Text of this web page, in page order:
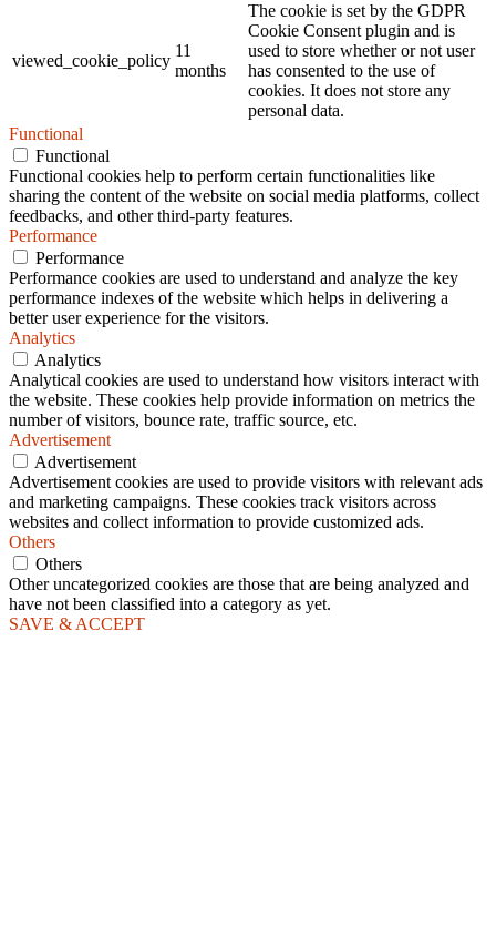
viewed_cookie_policy
11
months
The cookie is set by the GDPR
Cookie Consent plugin and is
used to store whether or not user
has consented to the use of
cookies. It does not store any
personal data.
Functional
Functional
Functional cookies help to perform certain functionalities like
sharing the content of the website on social media platforms, collect
feedbacks, and other third-party features.
Performance
Performance
Performance cookies are used to understand and analyze the key
performance indexes of the website which helps in delivering a
better user experience for the visitors.
Analytics
Analytics
Analytical cookies are used to understand how visitors interact with
the website. These cookies help provide information on metrics the
number of visitors, bounce rate, traffic source, etc.
Advertisement
Advertisement
Advertisement cookies are used to provide visitors with relevant ads
and marketing campaigns. These cookies track visitors across
websites and collect information to provide customized ads.
Others
Others
Other uncategorized cookies are those that are being analyzed and
have not been classified into a category as yet.
SAVE & ACCEPT